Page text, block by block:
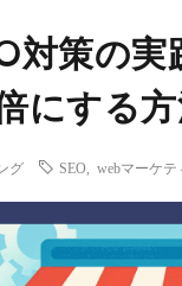
対策の
にする
グ SEO webマーケテ